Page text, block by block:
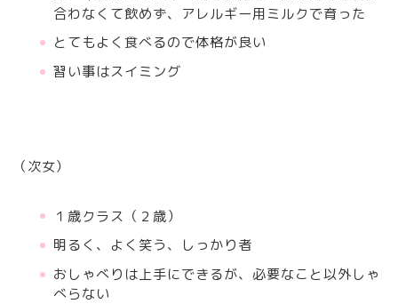
合わなくて飲めず、アレルギー用ミルクで育った
とてもよく食べるので体格が良い
習い事はスイミング
（次女）
１歳クラス（２歳）
明るく、よく笑う、しっかり者
おしゃべりは上手にできるが、必要なこと以外しゃ
べらない